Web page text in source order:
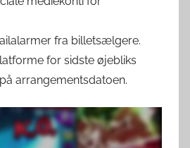
fra billetsælgere.
for sidste øjebliks
arrangementsdatoen.